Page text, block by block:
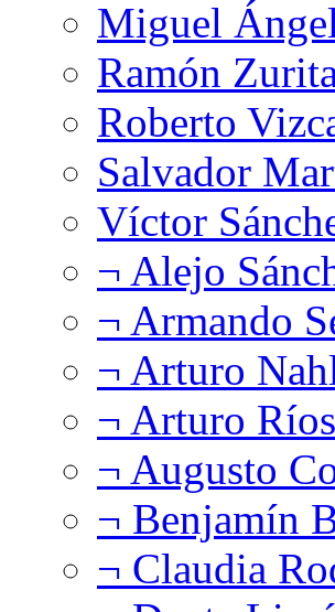
Miguel
Ramón
Roberto
Salvador
Víctor
¬ Alejo
¬ Armando
¬ Arturo
¬ Arturo
¬ Augusto
¬ Benjamín
¬ Claudia